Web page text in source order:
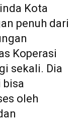
Kota
penuh dari
Koperasi
sekali. Dia
bisa
oleh